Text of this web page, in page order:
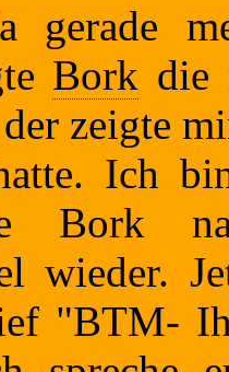
gerade
Bork die
zeigte
Ich
Bork
wieder.
"BTM-